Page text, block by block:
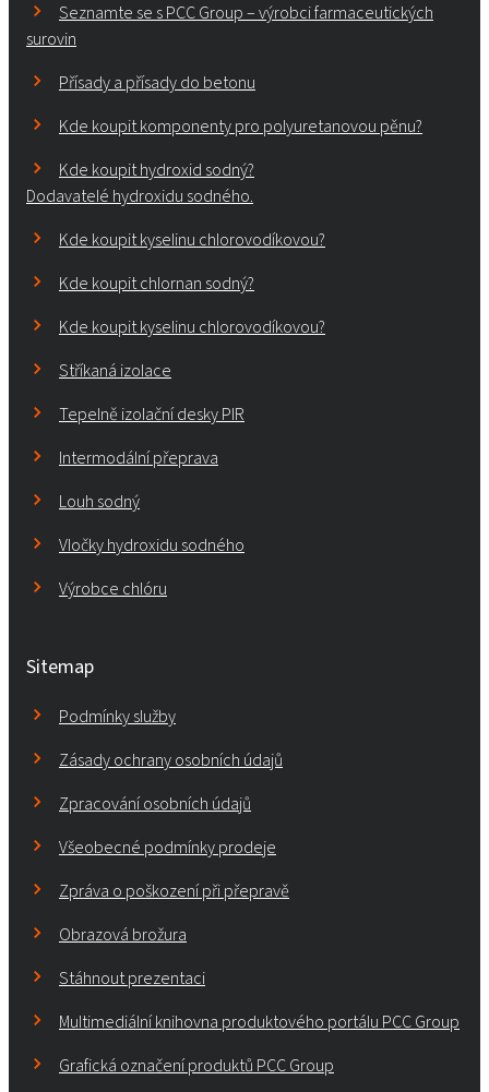
Seznamte se s PCC Group – výrobci farmaceutických
surovin
Přísady a přísady do betonu
Kde koupit komponenty pro polyuretanovou pěnu?
Kde koupit hydroxid sodný?
Dodavatelé hydroxidu sodného.
Kde koupit kyselinu chlorovodíkovou?
Kde koupit chlornan sodný?
Kde koupit kyselinu chlorovodíkovou?
Stříkaná izolace
Tepelně izolační desky PIR
Intermodální přeprava
Louh sodný
Vločky hydroxidu sodného
Výrobce chlóru
Sitemap
Podmínky služby
Zásady ochrany osobních údajů
Zpracování osobních údajů
Všeobecné podmínky prodeje
Zpráva o poškození při přepravě
Obrazová brožura
Stáhnout prezentaci
Multimediální knihovna produktového portálu PCC Group
Grafická označení produktů PCC Group